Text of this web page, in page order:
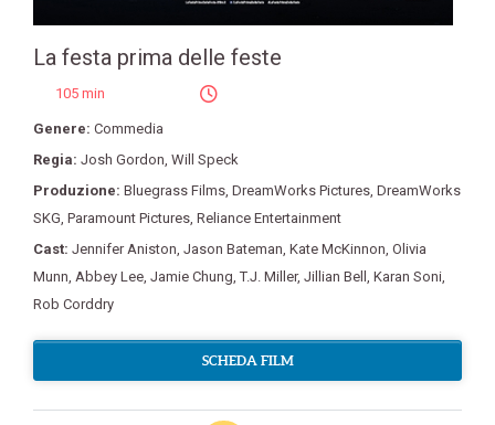
La festa prima delle feste
105 min
Genere: Commedia
Regia: Josh Gordon Will Speck
Produzione: Bluegrass Films DreamWorks Pictures DreamWorks
SKG Paramount Pictures Reliance Entertainment
Cast: Jennifer Aniston Jason Bateman Kate McKinnon Olivia
Munn Abbey Lee Jamie Chung ,T.J. Miller, Jillian Bell Karan Soni
Rob Corddry
SCHEDA FILM